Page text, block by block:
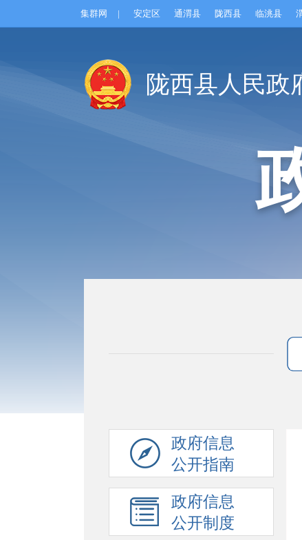
集群网 | 安定区 通渭县 陇西县 临洮县
陇西县人民
政府信息
公开指南
政府信息
公开制度